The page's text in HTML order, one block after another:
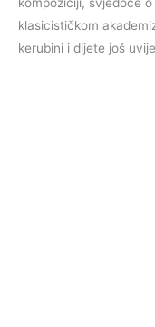
klasicističkom
kerubini i dijete još